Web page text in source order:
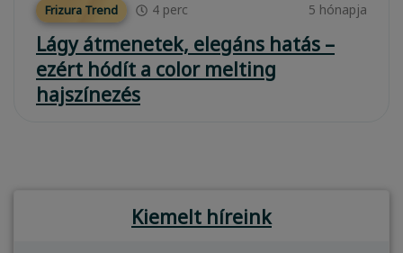
Frizura Trend 4 perc 5 hónapja
Lágy átmenetek, elegáns hatás –
ezért hódít a color melting
hajszínezés
Kiemelt híreink